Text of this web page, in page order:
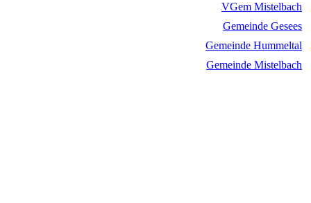
VGem Mistelbach
Gemeinde Gesees
Gemeinde Hummeltal
Gemeinde Mistelbach